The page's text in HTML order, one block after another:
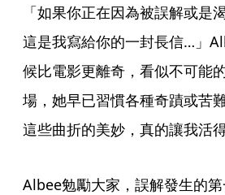
「如果你正在因為被誤解或是
這是我寫給你的一封長信…」
候比電影更離奇，看似不可能
場，她早已習慣各種奇蹟或苦
這些曲折的美妙，真的讓我活
Albee勉勵大家，誤解發生的